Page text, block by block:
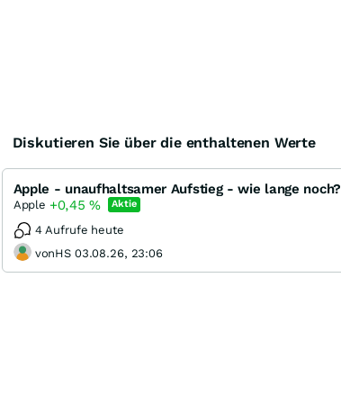
Diskutieren Sie über die enthaltenen Werte
Apple - unaufhaltsamer Aufstieg - wie lange noch?
Apple +0,45% Aktie
4 Aufrufe heute
vonHS 03.08.26, 23:06